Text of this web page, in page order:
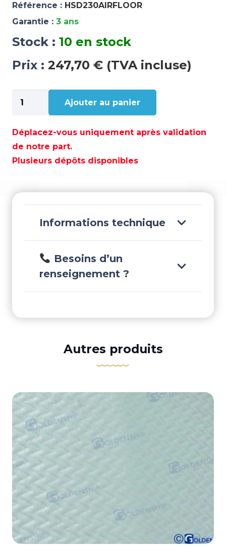
Référence : HSD230AIRFLOOR
Garantie : 3 ans
Stock : 10 en stock
Prix : 247,70 € (TVA incluse)
quantité
de
AIRMAT
-
HSD230AIRFLOOR
Ajouter au panier
Déplacez-vous uniquement après validation
de notre part.
Plusieurs dépôts disponibles
Informations technique
Besoins d’un
renseignement ?
Autres produits